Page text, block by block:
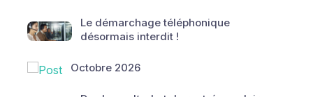
Le démarchage téléphonique
désormais interdit !
Octobre 2026